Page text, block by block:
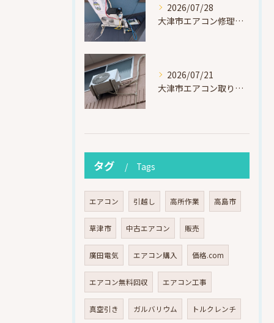
2026/07/28
大津市エアコン修理｜冷媒漏れを特定！高所作業で東芝RAS-F221ARTを修理・ガスチャージ
2026/07/21
大津市エアコン取り付け｜他社で断られたマンション3階の壁面アングル高所作業（ハイセンス HA-J22H-W・プレジーオビワコ）
タグ Tags
エアコン 引越し 高所作業 高島市
草津市 中古エアコン 販売
廣田電気 エアコン購入 価格.com
エアコン無料回収 エアコン工事
真空引き ガルバリウム トルクレンチ